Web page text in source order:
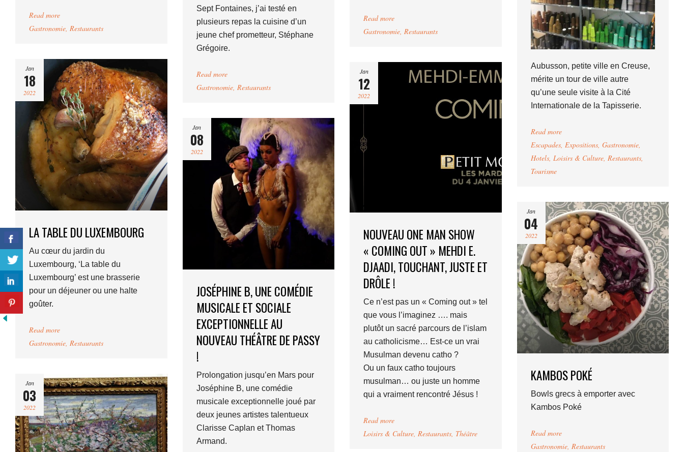
Read more
Gastronomie Restaurants
Sept Fontaines, j’ai testé en
plusieurs repas la cuisine d’un
jeune chef prometteur, Stéphane
Grégoire.
Read more
Gastronomie, Restaurants
Read more
Gastronomie Restaurants
Aubusson, petite ville en Creuse,
mérite un tour de ville autre
qu’une seule visite à la Cité
Internationale de la Tapisserie.
Read more
Escapades, Expositions, Gastronomie,
Hotels, Loisirs & Culture, Restaurants,
Tourisme
Jan
18
2022
LA TABLE DU LUXEMBOURG
Au cœur du jardin du
Luxembourg, ‘La table du
Luxembourg’ est une brasserie
pour un déjeuner ou une halte
goûter.
Read more
Gastronomie, Restaurants
Jan
12
2022
NOUVEAU ONE MAN SHOW
« COMING OUT » MEHDI E.
DJAADI, TOUCHANT, JUSTE ET
DRÔLE !
Ce n’est pas un « Coming out » tel
que vous l’imaginez …. mais
plutôt un sacré parcours de l’islam
au catholicisme… Est-ce un vrai
Musulman devenu catho ?
Ou un faux catho toujours
musulman… ou juste un homme
qui a vraiment rencontré Jésus !
Read more
Loisirs & Culture, Restaurants, Théâtre
Jan
08
2022
JOSÉPHINE B, UNE COMÉDIE
MUSICALE ET SOCIALE
EXCEPTIONNELLE AU
NOUVEAU THÉÂTRE DE PASSY
!
Prolongation jusqu’en Mars pour
Joséphine B, une comédie
musicale exceptionnelle joué par
deux jeunes artistes talentueux
Clarisse Caplan et Thomas
Armand.
Jan
04
2022
KAMBOS POKÉ
Bowls grecs à emporter avec
Kambos Poké
Read more
Gastronomie, Restaurants
Jan
03
2022